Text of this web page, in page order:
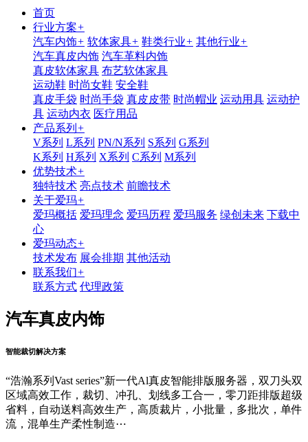
首页
行业方案+
汽车内饰+ 软体家具+ 鞋类行业+ 其他行业+
汽车真皮内饰 汽车革料内饰
真皮软体家具 布艺软体家具
运动鞋 时尚女鞋 安全鞋
真皮手袋 时尚手袋 真皮皮带 时尚帽业 运动用具 运动护
具 运动内衣 医疗用品
产品系列 +
V系列 L系列 PN/N系列 S系列 G系列
K系列 H系列 X系列 C系列 M系列
优势技术+
独特技术 亮点技术 前瞻技术
关于爱玛+
爱玛概括 爱玛理念 爱玛历程 爱玛服务 绿创未来 下载中
心
爱玛动态+
技术发布 展会排期 其他活动
联系我们+
联系方式 代理政策
汽车真皮内饰
智能裁切解决方案
“浩瀚系列Vast series”新一代Al真皮智能排版服务器，双刀头双
区域高效工作，裁切、冲孔、划线多工合一，零刀距排版超级
省料，自动送料高效生产，高质裁片，小批量，多批次，单件
流，混单生产柔性制造⋯